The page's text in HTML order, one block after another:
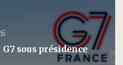
sous présidence